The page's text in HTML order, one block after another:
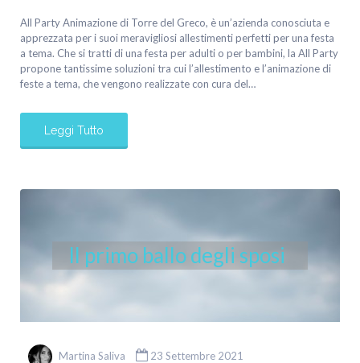
All Party Animazione di Torre del Greco, è un’azienda conosciuta e
apprezzata per i suoi meravigliosi allestimenti perfetti per una festa
a tema. Che si tratti di una festa per adulti o per bambini, la All Party
propone tantissime soluzioni tra cui l’allestimento e l’animazione di
feste a tema, che vengono realizzate con cura del…
Leggi Tutto
Il primo ballo degli sposi
Martina Saliva 23 Settembre 2021